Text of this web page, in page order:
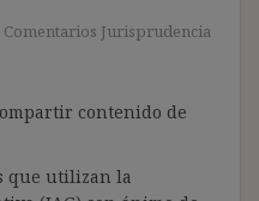
Comentarios Jurisprudencia
contenido de
que utilizan la